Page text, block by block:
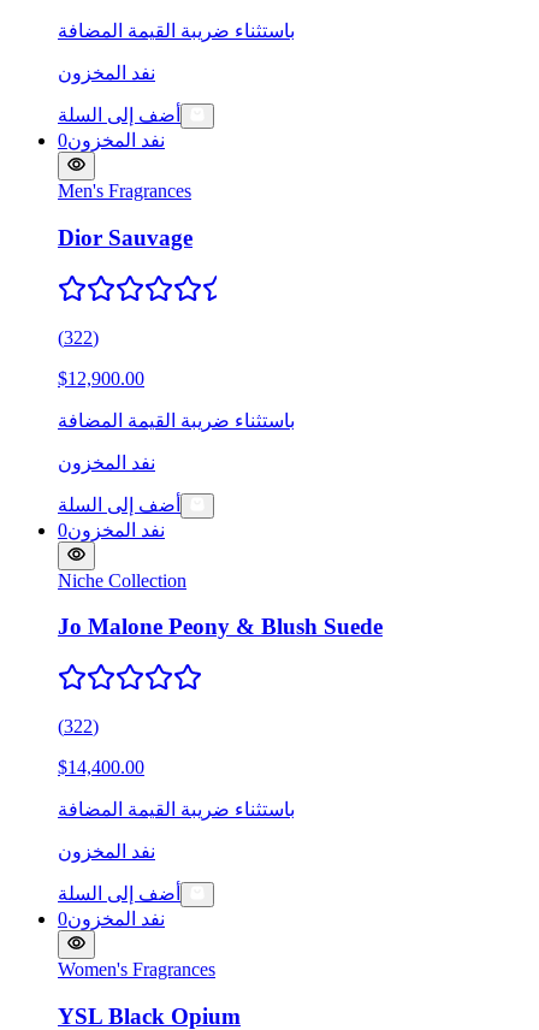
باستثناء ضريبة القيمة المضافة
نفد المخزون
أضف إلى السلة
نفد المخزون0
Men's Fragrances
Dior Sauvage
(322)
$12,900.00
باستثناء ضريبة القيمة المضافة
نفد المخزون
أضف إلى السلة
نفد المخزون0
Niche Collection
Jo Malone Peony & Blush Suede
(322)
$14,400.00
باستثناء ضريبة القيمة المضافة
نفد المخزون
أضف إلى السلة
نفد المخزون0
Women's Fragrances
YSL Black Opium